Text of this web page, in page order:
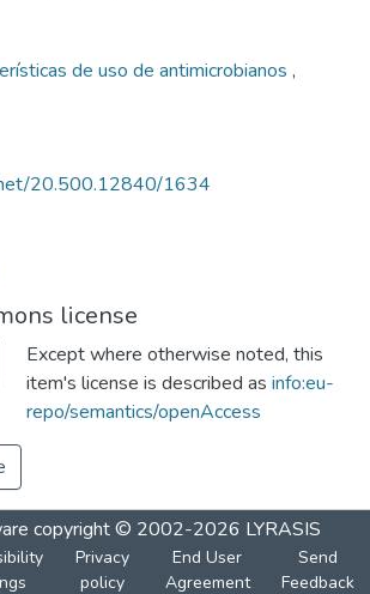
de uso de antimicrobianos ,
20.500.12840/1634
license
Except where otherwise noted, this
item's license is described as info:eu-
repo/semantics/openAccess
copyright © 2002-2026 LYRASIS
Privacy
policy
End User
Agreement
Send
Feedback